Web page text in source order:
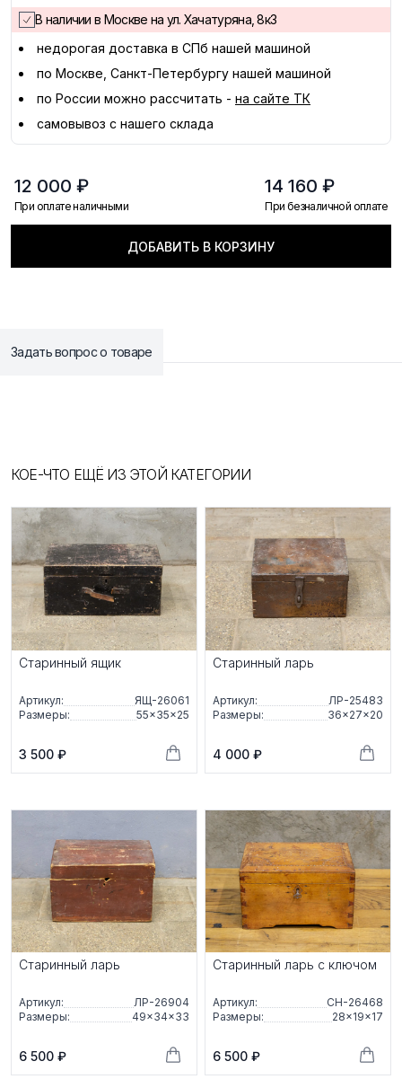
В наличии в Москве на ул. Хачатуряна, 8к3
недорогая доставка в СПб нашей машиной
по Москве, Санкт-Петербургу нашей машиной
по России можно рассчитать - на сайте ТК
самовывоз с нашего склада
12 000 ₽
При оплате наличными
14 160 ₽
При безналичной оплате
ДОБАВИТЬ В КОРЗИНУ
Задать вопрос о товаре
КОЕ-ЧТО ЕЩЁ ИЗ ЭТОЙ КАТЕГОРИИ
Старинный ящик
Артикул:
ЯЩ-26061
Размеры:
55×35×25
3 500 ₽
Старинный ларь
Артикул:
ЛР-25483
Размеры:
36×27×20
4 000 ₽
Старинный ларь
Артикул:
ЛР-26904
Размеры:
49×34×33
6 500 ₽
Старинный ларь с ключом
Артикул:
СН-26468
Размеры:
28×19×17
6 500 ₽